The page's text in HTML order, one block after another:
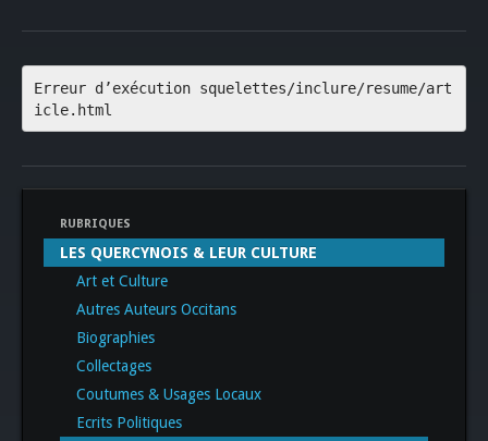
Erreur d’exécution squelettes/inclure/resume/art
icle.html
RUBRIQUES
LES QUERCYNOIS & LEUR CULTURE
Art et Culture
Autres Auteurs Occitans
Biographies
Collectages
Coutumes & Usages Locaux
Ecrits Politiques